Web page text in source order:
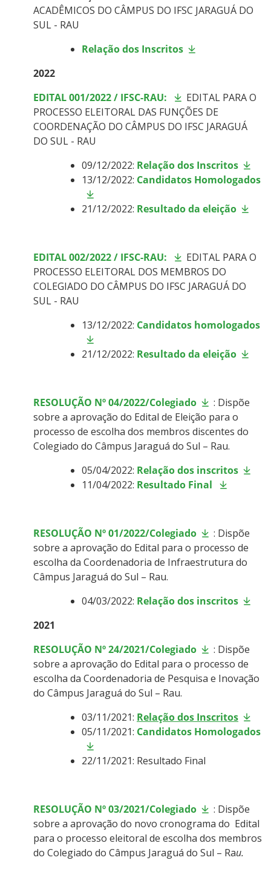
ACADÊMICOS DO CÂMPUS DO IFSC JARAGUÁ DO
SUL - RAU
Relação dos Inscritos
2022
EDITAL 001/2022 / IFSC-RAU:
EDITAL PARA O
PROCESSO ELEITORAL DAS FUNÇÕES DE
COORDENAÇÃO DO CÂMPUS DO IFSC JARAGUÁ
DO SUL - RAU
09/12/2022: Relação dos Inscritos
13/12/2022: Candidatos Homologados
21/12/2022: Resultado da eleição
EDITAL 002/2022 / IFSC-RAU:
EDITAL PARA O
PROCESSO ELEITORAL DOS MEMBROS DO
COLEGIADO DO CÂMPUS DO IFSC JARAGUÁ DO
SUL - RAU
13/12/2022: Candidatos homologados
21/12/2022: Resultado da eleição
RESOLUÇÃO Nº 04/2022/Colegiado
: Dispõe
sobre a aprovação do Edital de Eleição para o
processo de escolha dos membros discentes do
Colegiado do Câmpus Jaraguá do Sul – Rau.
05/04/2022: Relação dos inscritos
11/04/2022: Resultado Final
RESOLUÇÃO Nº 01/2022/Colegiado
: Dispõe
sobre a aprovação do Edital para o processo de
escolha da Coordenadoria de Infraestrutura do
Câmpus Jaraguá do Sul – Rau.
04/03/2022: Relação dos inscritos
2021
RESOLUÇÃO Nº 24/2021/Colegiado
: Dispõe
sobre a aprovação do Edital para o processo de
escolha da Coordenadoria de Pesquisa e Inovação
do Câmpus Jaraguá do Sul – Rau.
03/11/2021: Relação dos Inscritos
05/11/2021: Candidatos Homologados
22/11/2021: Resultado Final
RESOLUÇÃO Nº 03/2021/Colegiado
: Dispõe
sobre a aprovação do novo cronograma do Edital
para o processo eleitoral de escolha dos membros
do Colegiado do Câmpus Jaraguá do Sul – Rau.